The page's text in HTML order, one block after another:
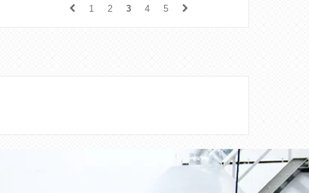
D...
1 2 3 4 5